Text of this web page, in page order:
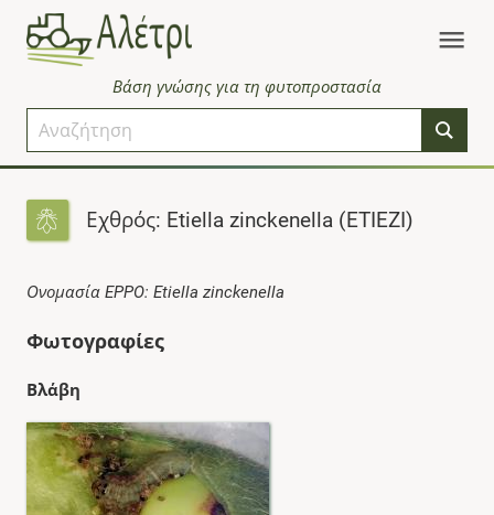
Βάση γνώσης για τη φυτοπροστασία
Εχθρός: Etiella zinckenella (ETIEZI)
Ονομασία EPPO: Etiella zinckenella
Φωτογραφίες
Βλάβη